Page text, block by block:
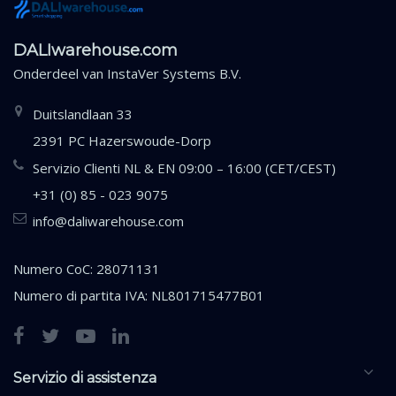
DALIwarehouse.com
Onderdeel van InstaVer Systems B.V.
Duitslandlaan 33
2391 PC Hazerswoude-Dorp
Servizio Clienti NL & EN 09:00 – 16:00 (CET/CEST)
+31 (0) 85 - 023 9075
info@daliwarehouse.com
Numero CoC: 28071131
Numero di partita IVA: NL801715477B01
Servizio di assistenza